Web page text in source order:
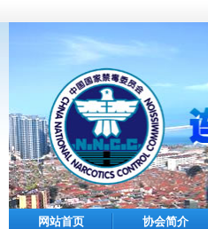
网站首页 协会简介